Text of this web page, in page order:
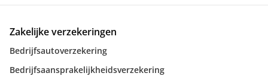
Zakelijke verzekeringen
Bedrijfsautoverzekering
Bedrijfsaansprakelijkheidsverzekering